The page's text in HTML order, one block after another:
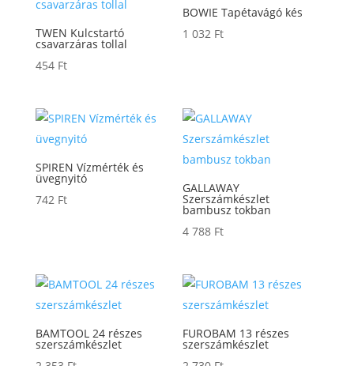
TWEN Kulcstartó
csavarzáras tollal
454 Ft
BOWIE Tapétavágó kés
1 032 Ft
SPIREN Vízmérték és
üvegnyitó
742 Ft
GALLAWAY
Szerszámkészlet
bambusz tokban
4 788 Ft
BAMTOOL 24 részes
szerszámkészlet
FUROBAM 13 részes
szerszámkészlet